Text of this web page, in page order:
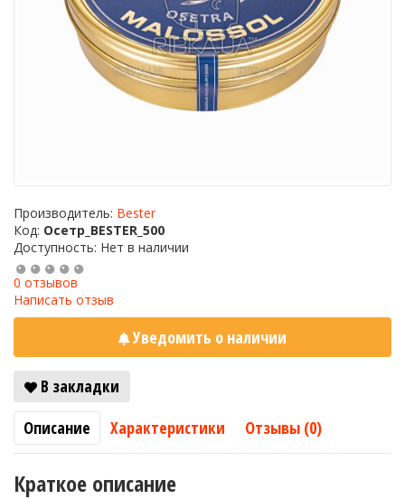
Производитель: Bester
Код: Осетр_BESTER_500
Доступность: Нет в наличии
0 отзывов
Написать отзыв
Уведомить о наличии
В закладки
Описание
Характеристики Отзывы (0)
Краткое описание